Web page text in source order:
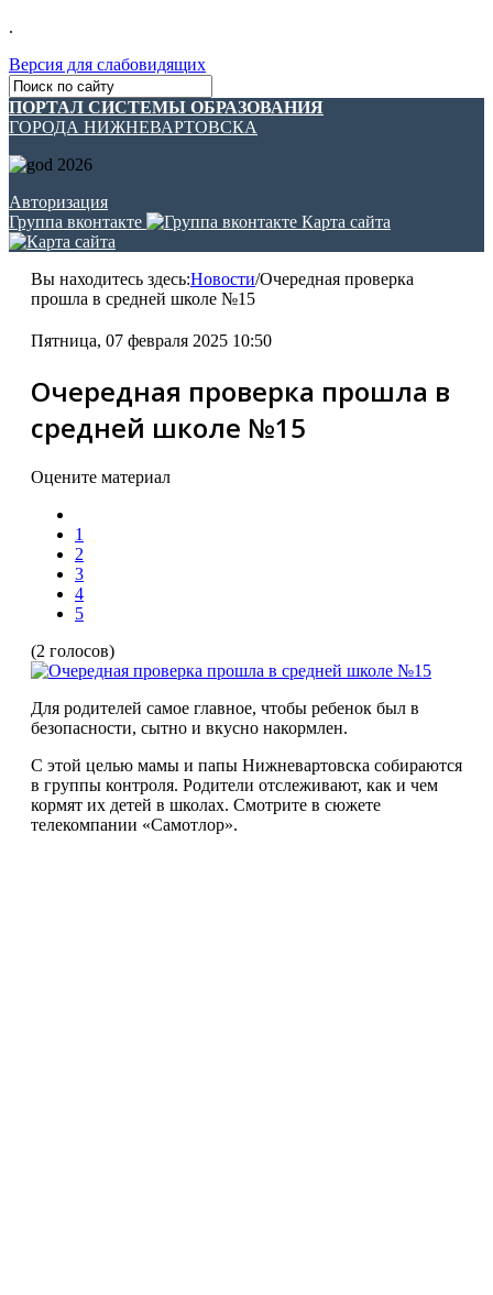
.
Версия для слабовидящих
ПОРТАЛ СИСТЕМЫ ОБРАЗОВАНИЯ
ГОРОДА НИЖНЕВАРТОВСКА
Авторизация
Группа вконтакте
Карта сайта
Вы находитесь здесь:Новости/Очередная проверка
прошла в средней школе №15
Пятница, 07 февраля 2025 10:50
Очередная проверка прошла в
средней школе №15
Оцените материал
1
2
3
4
5
(2 голосов)
Для родителей самое главное, чтобы ребенок был в
безопасности, сытно и вкусно накормлен.
С этой целью мамы и папы Нижневартовска собираются
в группы контроля. Родители отслеживают, как и чем
кормят их детей в школах. Смотрите в сюжете
телекомпании «Самотлор».